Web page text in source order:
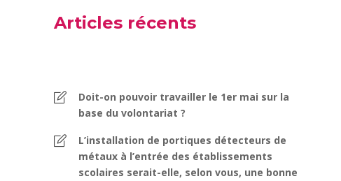
Articles récents
Doit-on pouvoir travailler le 1er mai sur la
base du volontariat ?
L’installation de portiques détecteurs de
métaux à l’entrée des établissements
scolaires serait-elle, selon vous, une bonne